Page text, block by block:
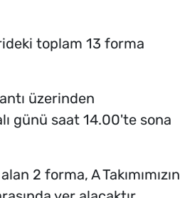
toplam 13 forma
üzerinden
günü saat 14.00'te sona
2 forma, A Takımımızın